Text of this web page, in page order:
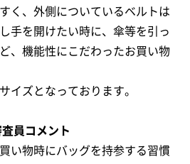
く、外側についているベルトは
手を開けたい時に、傘等を引っ
、機能性にこだわったお買い物
イズとなっております。
員コメント
い物時にバッグを持参する習慣